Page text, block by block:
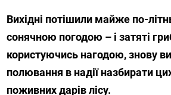
Вихідні потішили майже по-
сонячною погодою – і затяті
користуючись нагодою, знову
полювання в надії назбирати
поживних дарів лісу.